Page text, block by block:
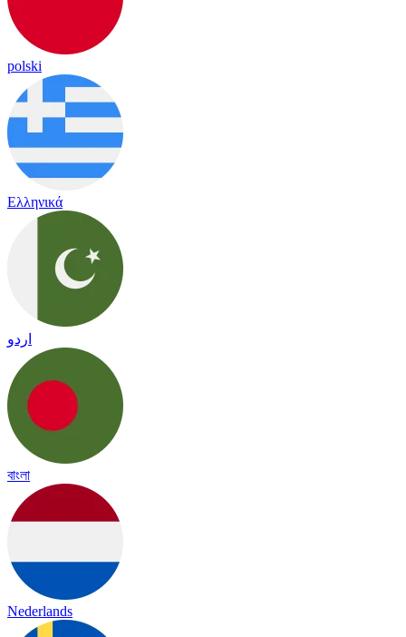
polski
Ελληνικά
اردو
বাংলা
Nederlands